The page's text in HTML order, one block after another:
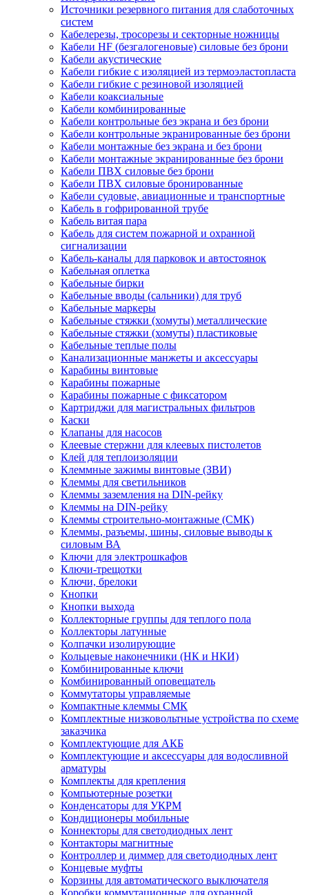
Источники резервного питания для слаботочных
систем
Кабелерезы, тросорезы и секторные ножницы
Кабели HF (безгалогеновые) силовые без брони
Кабели акустические
Кабели гибкие с изоляцией из термоэластопласта
Кабели гибкие с резиновой изоляцией
Кабели коаксиальные
Кабели комбинированные
Кабели контрольные без экрана и без брони
Кабели контрольные экранированные без брони
Кабели монтажные без экрана и без брони
Кабели монтажные экранированные без брони
Кабели ПВХ силовые без брони
Кабели ПВХ силовые бронированные
Кабели судовые, авиационные и транспортные
Кабель в гофрированной трубе
Кабель витая пара
Кабель для систем пожарной и охранной
сигнализации
Кабель-каналы для парковок и автостоянок
Кабельная оплетка
Кабельные бирки
Кабельные вводы (сальники) для труб
Кабельные маркеры
Кабельные стяжки (хомуты) металлические
Кабельные стяжки (хомуты) пластиковые
Кабельные теплые полы
Канализационные манжеты и аксессуары
Карабины винтовые
Карабины пожарные
Карабины пожарные с фиксатором
Картриджи для магистральных фильтров
Каски
Клапаны для насосов
Клеевые стержни для клеевых пистолетов
Клей для теплоизоляции
Клеммные зажимы винтовые (ЗВИ)
Клеммы для светильников
Клеммы заземления на DIN-рейку
Клеммы на DIN-рейку
Клеммы строительно-монтажные (СМК)
Клеммы, разъемы, шины, силовые выводы к
силовым ВА
Ключи для электрошкафов
Ключи-трещотки
Ключи, брелоки
Кнопки
Кнопки выхода
Коллекторные группы для теплого пола
Коллекторы латунные
Колпачки изолирующие
Кольцевые наконечники (НК и НКИ)
Комбинированные ключи
Комбинированный оповещатель
Коммутаторы управляемые
Компактные клеммы СМК
Комплектные низковольтные устройства по схеме
заказчика
Комплектующие для АКБ
Комплектующие и аксессуары для водосливной
арматуры
Комплекты для крепления
Компьютерные розетки
Конденсаторы для УКРМ
Кондиционеры мобильные
Коннекторы для светодиодных лент
Контакторы магнитные
Контроллер и диммер для светодиодных лент
Концевые муфты
Корзины для автоматического выключателя
Коробки коммутационные для охранной